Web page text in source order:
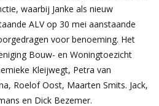
waarbij Janke als nieuw
ALV op 30 mei aanstaande
voor benoeming. Het
Bouw- en Woningtoezicht
Kleijwegt, Petra van
Roelof Oost, Maarten Smits. Jack,
en Dick Bezemer.